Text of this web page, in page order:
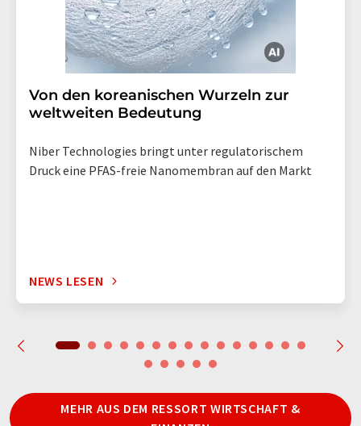
Von den koreanischen Wurzeln zur
weltweiten Bedeutung
Niber Technologies bringt unter regulatorischem
Druck eine PFAS-freie Nanomembran auf den Markt
NEWS LESEN
MEHR AUS DEM RESSORT WIRTSCHAFT &